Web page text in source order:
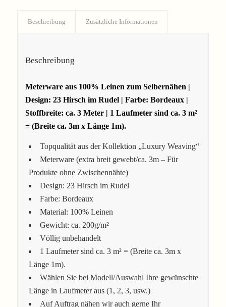
Beschreibung Zusätzliche Informationen
Beschreibung
Meterware aus 100% Leinen zum Selbernähen |
Design: 23 Hirsch im Rudel | Farbe: Bordeaux |
Stoffbreite: ca. 3 Meter | 1 Laufmeter sind ca. 3 m²
= (Breite ca. 3m x Länge 1m).
Topqualität aus der Kollektion „Luxury Weaving“
Meterware (extra breit gewebt/ca. 3m – Für
Produkte ohne Zwischennähte)
Design: 23 Hirsch im Rudel
Farbe: Bordeaux
Material: 100% Leinen
Gewicht: ca. 200g/m²
Völlig unbehandelt
1 Laufmeter sind ca. 3 m² = (Breite ca. 3m x
Länge 1m).
Wählen Sie bei Modell/Auswahl Ihre gewünschte
Länge in Laufmeter aus (1, 2, 3, usw.)
Auf Auftrag nähen wir auch gerne Ihr